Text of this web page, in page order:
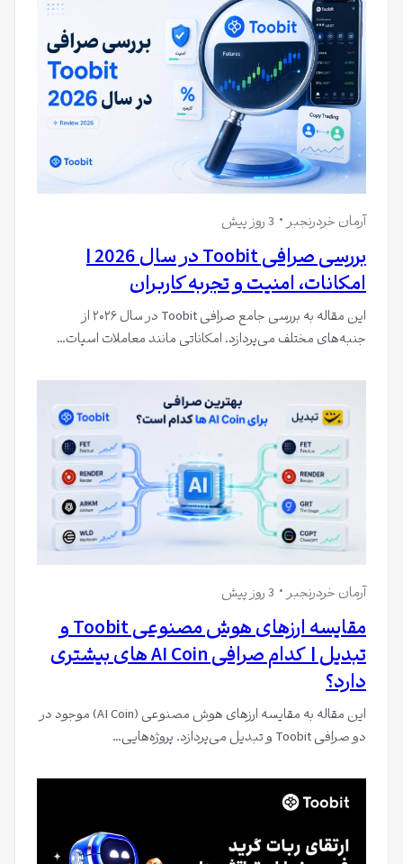
آرمان خردرنجبر 3 روز پیش
بررسی صرافی Toobit در سال 2026 |
امکانات، امنیت و تجربه کاربران
این مقاله به بررسی جامع صرافی Toobit در سال ۲۰۲۶ از
جنبه‌های مختلف می‌پردازد. امکاناتی مانند معاملات اسپات…
آرمان خردرنجبر 3 روز پیش
مقایسه ارزهای هوش مصنوعی Toobit و
تبدیل | کدام صرافی AI Coin های بیشتری
دارد؟
این مقاله به مقایسه ارزهای هوش مصنوعی (AI Coin) موجود در
دو صرافی Toobit و تبدیل می‌پردازد. پروژه‌هایی…